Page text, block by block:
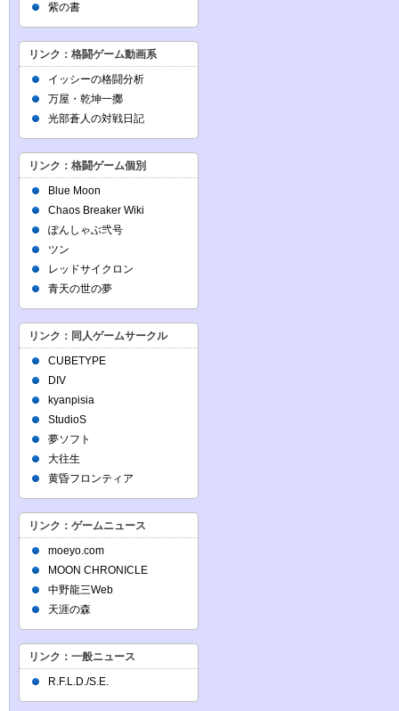
紫の書
リンク：格闘ゲーム動画系
イッシーの格闘分析
万屋・乾坤一擲
光部蒼人の対戦日記
リンク：格闘ゲーム個別
Blue Moon
Chaos Breaker Wiki
ぽんしゃぶ弐号
ツン
レッドサイクロン
青天の世の夢
リンク：同人ゲームサークル
CUBETYPE
DIV
kyanpisia
StudioS
夢ソフト
大往生
黄昏フロンティア
リンク：ゲームニュース
moeyo.com
MOON CHRONICLE
中野龍三Web
天涯の森
リンク：一般ニュース
R.F.L.D./S.E.